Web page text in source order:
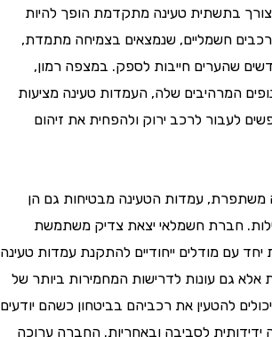
בתשתית טעינה מתקדמת הופך להיות
חשמליים, שנמצאים בצמיחה מתמדת,
חייבות לספק. במצפה רמון,
שלה, העמדות טעינה מציעות
לרכב ירוק ולהפחית את זיהום
עמדות הטעינה מבטיחות גם הן
חברת חשמלאי יצאת צדיק משתמשת
מודלים ייחודיים להתקנת עמדות טעינה
עונות לדרישות המחמירות ביותר של
להטעין את רכביהם בביטחון כשהם יודעים
לסביבה ובאחריות. החברה ערוכה